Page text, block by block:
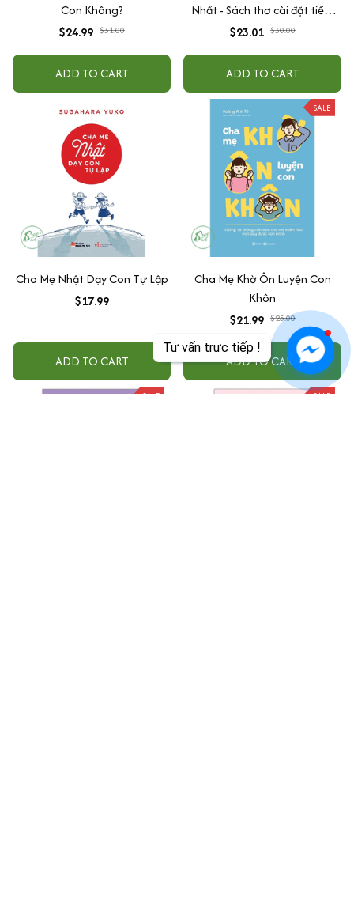
Tư vấn trực tiếp !
Con Không?
$24.99 $31.00
ADD TO CART
Nhất - Sách thơ cài đặt tiềm
thức cho bé, vỗ về cảm xúc cho
$23.01 $30.00
ADD TO CART
Cha Mẹ Nhật Dạy Con Tự Lập
$17.99
ADD TO CART
SALE
Cha Mẹ Khờ Ôn Luyện Con
Khôn
$21.99 $25.00
ADD TO CART
SALE SALE